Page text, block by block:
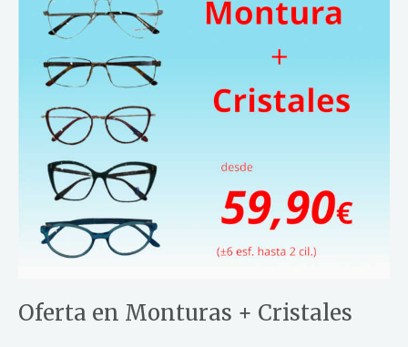
Oferta en Monturas + Cristales
Monturas
Cristales